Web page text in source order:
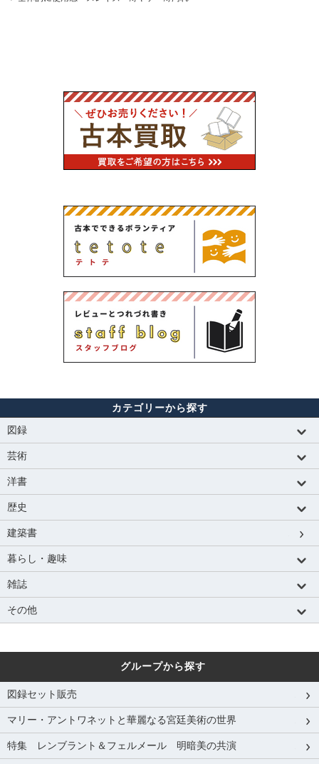
カテゴリーから探す
図録
芸術
洋書
歴史
建築書
暮らし・趣味
雑誌
その他
グループから探す
図録セット販売
マリー・アントワネットと華麗なる宮廷美術の世界
特集 レンブラント＆フェルメール 明暗美の共演